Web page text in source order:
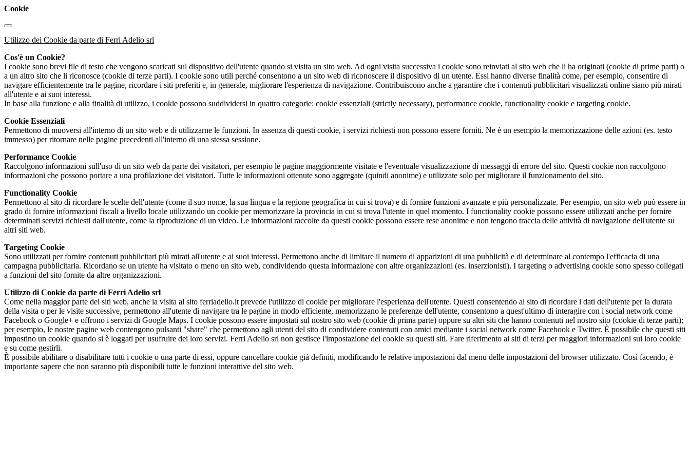
Cookie
Utilizzo dei Cookie da parte di Ferri Adelio srl
Cos'è un Cookie?
I cookie sono brevi file di testo che vengono scaricati sul dispositivo dell'utente quando si visita un sito web. Ad ogni visita successiva i cookie sono reinviati al sito web che li ha originati (cookie di prime parti) o
a un altro sito che li riconosce (cookie di terze parti). I cookie sono utili perché consentono a un sito web di riconoscere il dispositivo di un utente. Essi hanno diverse finalità come, per esempio, consentire di
navigare efficientemente tra le pagine, ricordare i siti preferiti e, in generale, migliorare l'esperienza di navigazione. Contribuiscono anche a garantire che i contenuti pubblicitari visualizzati online siano più mirati
all'utente e ai suoi interessi.
In base alla funzione e alla finalità di utilizzo, i cookie possono suddividersi in quattro categorie: cookie essenziali (strictly necessary), performance cookie, functionality cookie e targeting cookie.
Cookie Essenziali
Permettono di muoversi all'interno di un sito web e di utilizzarne le funzioni. In assenza di questi cookie, i servizi richiesti non possono essere forniti. Ne è un esempio la memorizzazione delle azioni (es. testo
immesso) per ritornare nelle pagine precedenti all'interno di una stessa sessione.
Performance Cookie
Raccolgono informazioni sull'uso di un sito web da parte dei visitatori, per esempio le pagine maggiormente visitate e l'eventuale visualizzazione di messaggi di errore del sito. Questi cookie non raccolgono
informazioni che possono portare a una profilazione dei visitatori. Tutte le informazioni ottenute sono aggregate (quindi anonime) e utilizzate solo per migliorare il funzionamento del sito.
Functionality Cookie
Permettono al sito di ricordare le scelte dell'utente (come il suo nome, la sua lingua e la regione geografica in cui si trova) e di fornire funzioni avanzate e più personalizzate. Per esempio, un sito web può essere in
grado di fornire informazioni fiscali a livello locale utilizzando un cookie per memorizzare la provincia in cui si trova l'utente in quel momento. I functionality cookie possono essere utilizzati anche per fornire
determinati servizi richiesti dall'utente, come la riproduzione di un video. Le informazioni raccolte da questi cookie possono essere rese anonime e non tengono traccia delle attività di navigazione dell'utente su
altri siti web.
Targeting Cookie
Sono utilizzati per fornire contenuti pubblicitari più mirati all'utente e ai suoi interessi. Permettono anche di limitare il numero di apparizioni di una pubblicità e di determinare al contempo l'efficacia di una
campagna pubblicitaria. Ricordano se un utente ha visitato o meno un sito web, condividendo questa informazione con altre organizzazioni (es. inserzionisti). I targeting o advertising cookie sono spesso collegati
a funzioni del sito fornite da altre organizzazioni.
Utilizzo di Cookie da parte di Ferri Adelio srl
Come nella maggior parte dei siti web, anche la visita al sito ferriadelio.it prevede l'utilizzo di cookie per migliorare l'esperienza dell'utente. Questi consentendo al sito di ricordare i dati dell'utente per la durata
della visita o per le visite successive, permettono all'utente di navigare tra le pagine in modo efficiente, memorizzano le preferenze dell'utente, consentono a quest'ultimo di interagire con i social network come
Facebook o Google+ e offrono i servizi di Google Maps. I cookie possono essere impostati sul nostro sito web (cookie di prima parte) oppure su altri siti che hanno contenuti nel nostro sito (cookie di terze parti);
per esempio, le nostre pagine web contengono pulsanti "share" che permettono agli utenti del sito di condividere contenuti con amici mediante i social network come Facebook e Twitter. È possibile che questi siti
impostino un cookie quando si è loggati per usufruire dei loro servizi. Ferri Adelio srl non gestisce l'impostazione dei cookie su questi siti. Fare riferimento ai siti di terzi per maggiori informazioni sui loro cookie
e su come gestirli.
È possibile abilitare o disabilitare tutti i cookie o una parte di essi, oppure cancellare cookie già definiti, modificando le relative impostazioni dal menu delle impostazioni del browser utilizzato. Così facendo, è
importante sapere che non saranno più disponibili tutte le funzioni interattive del sito web.